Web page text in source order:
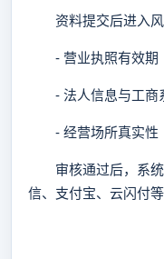
资料提交后进入风
- 营业执照有效期（
- 法人信息与工商
- 经营场所真实性（
审核通过后，系统
信、支付宝、云闪付等